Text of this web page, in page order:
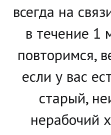
всегда на
в течение 1
повторимся,
если у вас
старый,
нерабочий